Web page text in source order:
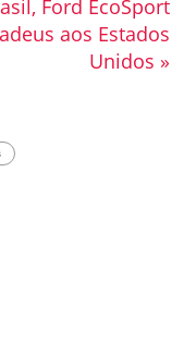
Ford EcoSport
aos Estados
Unidos »